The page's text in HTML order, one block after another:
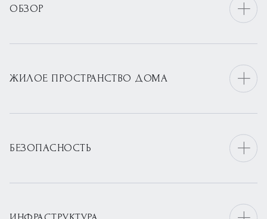
ОБЗОР
ЖИЛОЕ ПРОСТРАНСТВО ДОМА
БЕЗОПАСНОСТЬ